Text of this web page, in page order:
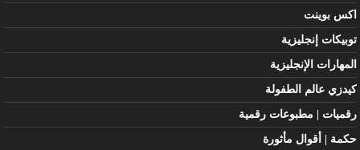
اكس بوينت
توبيكات إنجليزية
المهارات الإنجليزية
كيدزي عالم الطفولة
رقميات | مطبوعات رقمية
حكمة | أقوال مأثورة